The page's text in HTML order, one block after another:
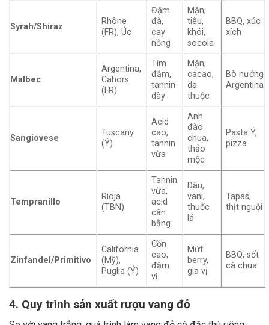
Syrah/Shiraz
Rhône
(FR), Úc
Đậm
đà,
cay
nồng
Mận,
tiêu,
khói,
socola
BBQ, xúc
xích
Malbec
Argentina,
Cahors
(FR)
Tím
đậm,
tannin
dày
Mận,
cacao,
da
thuộc
Bò nướng
Argentina
Sangiovese
Tuscany
(Ý)
Acid
cao,
tannin
vừa
Anh
đào
chua,
thảo
mộc
Pasta Ý,
pizza
Tempranillo
Rioja
(TBN)
Tannin
vừa,
acid
cân
bằng
Dâu,
vani,
thuốc
lá
Tapas,
thịt nguội
Zinfandel/Primitivo
California
(Mỹ),
Puglia (Ý)
Cồn
cao,
đậm
vị
Mứt
berry,
gia vị
BBQ, sốt
cà chua
4. Quy trình sản xuất rượu vang đỏ